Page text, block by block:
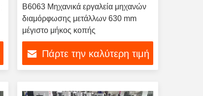
Β6063 Μηχανικά εργαλεία μηχανών
διαμόρφωσης μετάλλων 630 mm
μέγιστο μήκος κοπής
Πάρτε την καλύτερη τιμή